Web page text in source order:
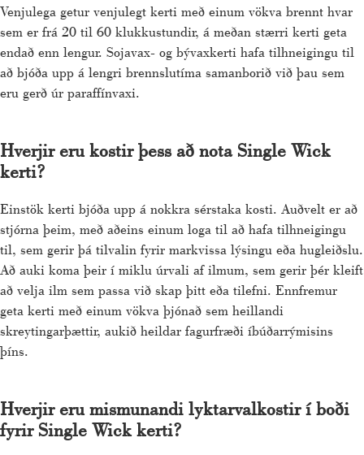
Venjulega getur venjulegt kerti með einum vökva brennt hvar
sem er frá 20 til 60 klukkustundir, á meðan stærri kerti geta
endað enn lengur. Sojavax- og bývaxkerti hafa tilhneigingu til
að bjóða upp á lengri brennslutíma samanborið við þau sem
eru gerð úr paraffínvaxi.
Hverjir eru kostir þess að nota Single Wick
kerti?
Einstök kerti bjóða upp á nokkra sérstaka kosti. Auðvelt er að
stjórna þeim, með aðeins einum loga til að hafa tilhneigingu
til, sem gerir þá tilvalin fyrir markvissa lýsingu eða hugleiðslu.
Að auki koma þeir í miklu úrvali af ilmum, sem gerir þér kleift
að velja ilm sem passa við skap þitt eða tilefni. Ennfremur
geta kerti með einum vökva þjónað sem heillandi
skreytingarþættir, aukið heildar fagurfræði íbúðarrýmisins
þíns.
Hverjir eru mismunandi lyktarvalkostir í boði
fyrir Single Wick kerti?